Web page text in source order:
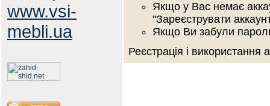
www.vsi-
mebli.ua
Якщо у Вас немає
"Зареєструвати
Якщо Ви забули
Реєстрація і використання